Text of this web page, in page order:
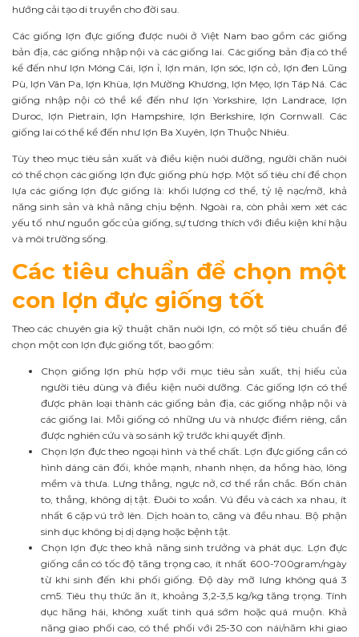
hướng cải tạo di truyền cho đời sau.
Các giống lợn đực giống được nuôi ở Việt Nam bao gồm các giống
bản địa, các giống nhập nội và các giống lai. Các giống bản địa có thể
kể đến như lợn Móng Cái, lợn ỉ, lợn mán, lợn sóc, lợn cỏ, lợn đen Lũng
Pù, lợn Vân Pa, lợn Khùa, lợn Mường Khương, lợn Mẹo, lợn Táp Ná. Các
giống nhập nội có thể kể đến như lợn Yorkshire, lợn Landrace, lợn
Duroc, lợn Pietrain, lợn Hampshire, lợn Berkshire, lợn Cornwall. Các
giống lai có thể kể đến như lợn Ba Xuyên, lợn Thuộc Nhiêu.
Tùy theo mục tiêu sản xuất và điều kiện nuôi dưỡng, người chăn nuôi
có thể chọn các giống lợn đực giống phù hợp. Một số tiêu chí để chọn
lựa các giống lợn đực giống là: khối lượng cơ thể, tỷ lệ nạc/mỡ, khả
năng sinh sản và khả năng chịu bệnh. Ngoài ra, còn phải xem xét các
yếu tố như nguồn gốc của giống, sự tương thích với điều kiện khí hậu
và môi trường sống.
Các tiêu chuẩn để chọn một
con lợn đực giống tốt
Theo các chuyên gia kỹ thuật chăn nuôi lợn, có một số tiêu chuẩn để
chọn một con lợn đực giống tốt, bao gồm:
Chọn giống lợn phù hợp với mục tiêu sản xuất, thị hiếu của
người tiêu dùng và điều kiện nuôi dưỡng. Các giống lợn có thể
được phân loại thành các giống bản địa, các giống nhập nội và
các giống lai. Mỗi giống có những ưu và nhược điểm riêng, cần
được nghiên cứu và so sánh kỹ trước khi quyết định.
Chọn lợn đực theo ngoại hình và thể chất. Lợn đực giống cần có
hình dáng cân đối, khỏe mạnh, nhanh nhẹn, da hồng hào, lông
mềm và thưa. Lưng thẳng, ngực nở, cơ thể rắn chắc. Bốn chân
to, thẳng, không dị tật. Đuôi to xoắn. Vú đều và cách xa nhau, ít
nhất 6 cặp vú trở lên. Dịch hoàn to, căng và đều nhau. Bộ phận
sinh dục không bị dị dạng hoặc bệnh tật.
Chọn lợn đực theo khả năng sinh trưởng và phát dục. Lợn đực
giống cần có tốc độ tăng trọng cao, ít nhất 600-700gram/ngày
từ khi sinh đến khi phối giống. Độ dày mỡ lưng không quá 3
cm5. Tiêu thụ thức ăn ít, khoảng 3,2-3,5 kg/kg tăng trọng. Tính
dục hăng hái, không xuất tinh quá sớm hoặc quá muộn. Khả
năng giao phối cao, có thể phối với 25-30 con nái/năm khi giao